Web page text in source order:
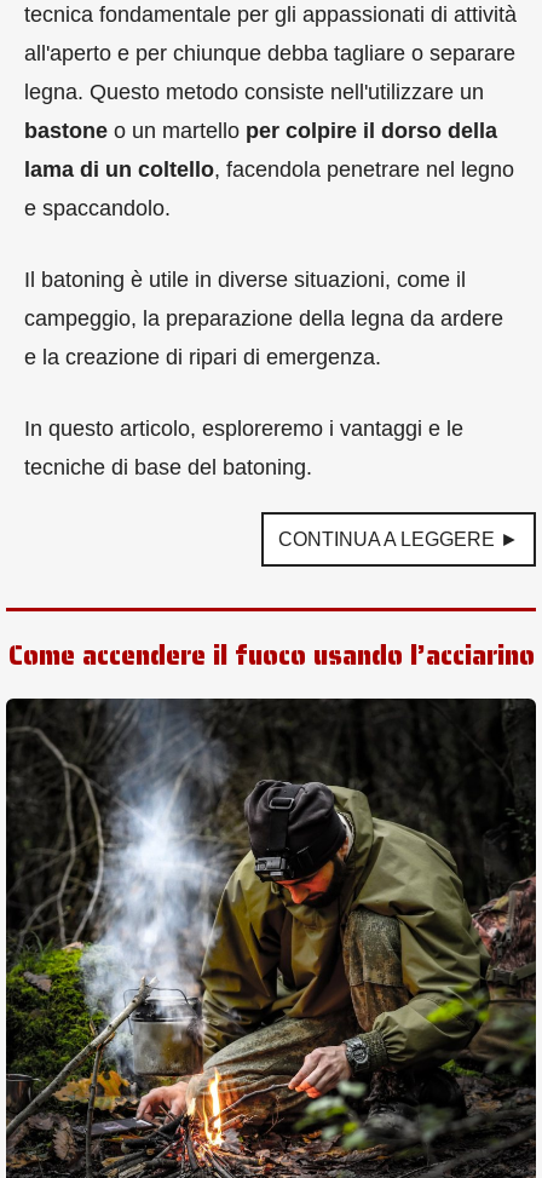
tecnica fondamentale per gli appassionati di attività
all'aperto e per chiunque debba tagliare o separare
legna. Questo metodo consiste nell'utilizzare un
bastone o un martello per colpire il dorso della
lama di un coltello, facendola penetrare nel legno
e spaccandolo.
Il batoning è utile in diverse situazioni, come il
campeggio, la preparazione della legna da ardere
e la creazione di ripari di emergenza.
In questo articolo, esploreremo i vantaggi e le
tecniche di base del batoning.
CONTINUA A LEGGERE ►
Come accendere il fuoco usando l’acciarino